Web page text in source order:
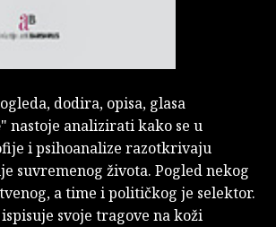
dodira, opisa, glasa
" nastoje analizirati kako se u
i psihoanalize razotkrivaju
suvremenog života. Pogled nekog
a time i političkog je selektor.
svoje tragove na koži